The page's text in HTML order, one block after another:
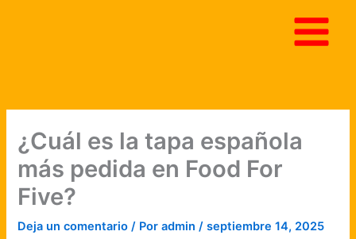
¿Cuál es la tapa española
más pedida en Food For
Five?
Deja un comentario / Poradmin/septiembre 14, 2025